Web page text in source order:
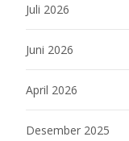
Juli 2026
Juni 2026
April 2026
Desember 2025